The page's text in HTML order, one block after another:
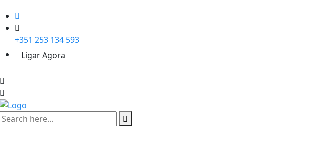
+351 253 134 593
Ligar Agora